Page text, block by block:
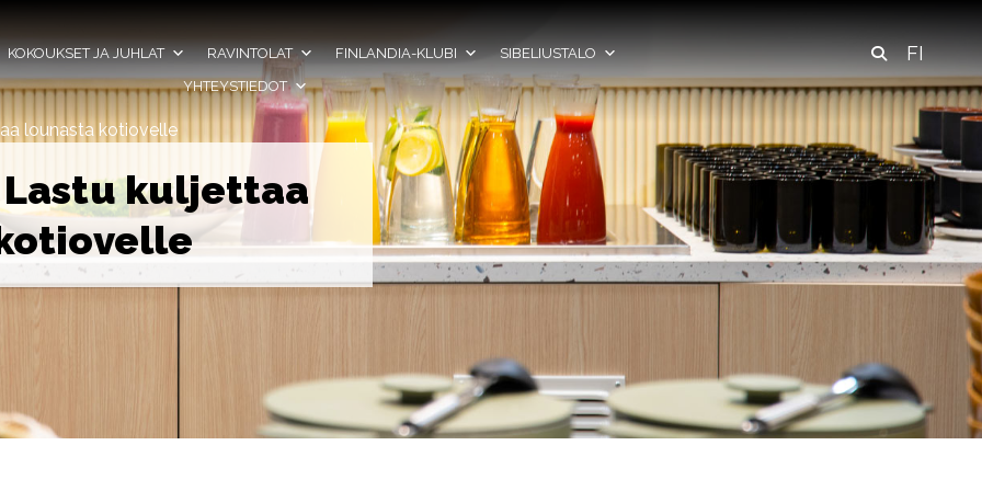
KOKOUKSET JA JUHLAT RAVINTOLAT FINLANDIA-KLUBI
SIBELIUSTALO
YHTEYSTIEDOT
FI
lounasta kotiovelle
kuljettaa